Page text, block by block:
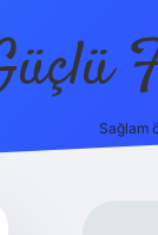
Sağlam